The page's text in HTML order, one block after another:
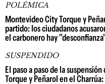
POLÉMICA
Montevideo City Torque y
partido: los ciudadanos
el carbonero hay
SUSPENDIDO
El paso a paso de la
Torque y Peñarol en el